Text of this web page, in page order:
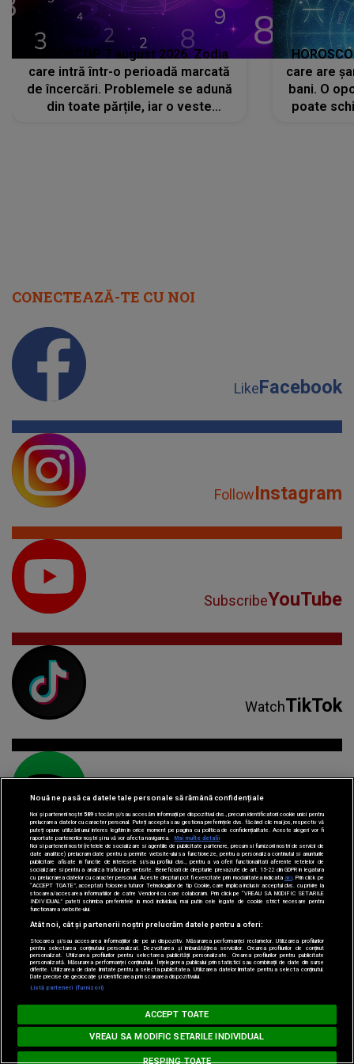
HOROSCOP 7 august 2026. Zodia
care intră într-o perioadă marcată
de încercări. Problemele se adună
din toate părțile, iar o veste
care are
bani. O
poate
CONECTEAZĂ-TE CU NOI
LikeFacebook
FollowInstagram
SubscribeYouTube
WatchTikTok
ListenSpotify
Parteneri:
Loading... MUSIC NON STOP
feat. ZARA LARSSON - She Did It AgainTYLA feat. ZARA
Nouă ne pasă ca datele tale personale să rămână confidențiale
Noi și partenerii noștri589stocăm și/sau accesăm informații pe dispozitivul dvs., precum identificatorii cookie unici pentru
prelucrarea datelor cu caracter personal. Puteți accepta sau gestiona preferințele dvs. făcând clic mai jos, respectiv vă
puteți opune utilizării unui interes legitim în orice moment pe pagina cu politica de confidențialitate. Aceste alegeri vor fi
raportate partenerilor noștri și nu vă vor afecta navigarea.
Mai multe detalii
Noi si partenerii nostri (retelele de socializare si agentiile de publicitate partenere, precum si furnizorii nostri de servicii de
date analitice) prelucram date pentru a permite website-ului sa functioneze, pentru a personaliza continutul si anunturile
publicitare afisate in functie de interesele si/sau profilul dvs., pentru a va oferi functionalitati aferente retelelor de
socializare si pentru a analiza traficul pe website. Beneficiati de drepturile prevazute de art. 15-22 din GDPR in legatura
cu prelucrarea datelor cu caracter personal. Aceste drepturi pot fi exercitate prin modalitatea indicataaici . Prin click pe
“ACCEPT TOATE”, acceptati folosirea tuturor Tehnologiilor de tip Cookie, care implica inclusiv acceptul dvs. cu privire la
stocarea/accesarea informatiilor de catre Vendor-ii cu care colaboram. Prin click pe “VREAU SA MODIFIC SETARILE
INDIVIDUAL” puteti schimba preferintele in mod individual, mai putin cele legate de cookie strict necesare pentru
functionarea website-ului.
Atât noi, cât și partenerii noștri prelucrăm datele pentru a oferi:
Stocarea și/sau accesarea informațiilor de pe un dispozitiv. Măsurarea performanței reclamelor. Utilizarea profilurilor
pentru selectarea conținutului personalizat. Dezvoltarea și îmbunătățirea serviciilor. Crearea profilurilor de conținut
personalizat. Utilizarea profilurilor pentru selectarea publicității personalizate. Crearea profilurilor pentru publicitate
personalizată. Măsurarea performanței conținutului. Înțelegerea publicului prin statistici sau combinații de date din surse
diferite. Utilizarea de date limitate pentru a selecta publicitatea. Utilizarea datelor limitate pentru a selecta conținutul.
Date precise de geolocație și identificarea prin scanarea dispozitivului.
Listă parteneri (furnizori)
ACCEPT TOATE
RESPING TOATE
VREAU SA MODIFIC SETARILE INDIVIDUAL